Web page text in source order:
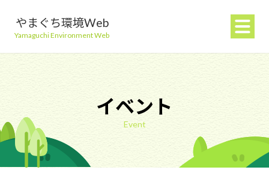
やまぐち環境Web
Yamaguchi Environment Web
地球温暖化を防ぐ
ごみを減らす
イベント
Event